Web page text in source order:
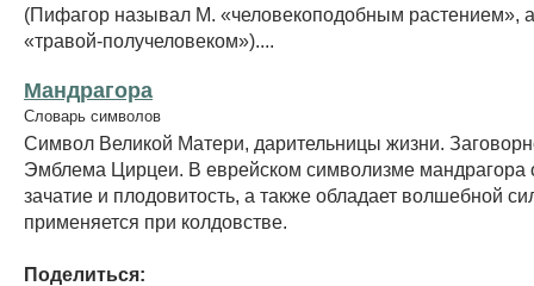
(Пифагор называл M. «человекоподобным растением»,
«травой-получеловеком»)....
Мандрагора
Словарь символов
Символ Великой Матери, дарительницы жизни.
Эмблема Цирцеи. В еврейском символизме мандрагора
зачатие и плодовитость, а также обладает волшебной
применяется при колдовстве.
Поделиться: